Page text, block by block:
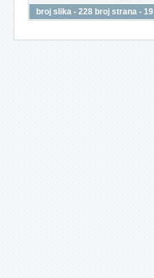
broj slika - 228 broj strana - 19